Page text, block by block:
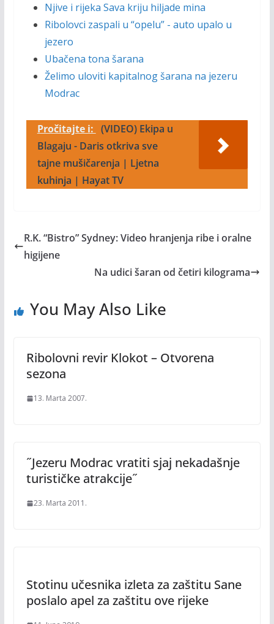
Njive i rijeka Sava kriju hiljade mina
Ribolovci zaspali u “opelu” - auto upalo u
jezero
Ubačena tona šarana
Želimo uloviti kapitalnog šarana na jezeru
Modrac
Pročitajte i: (VIDEO) Ekipa u
Blagaju - Daris otkriva sve
tajne mušičarenja | Ljetna
kuhinja | Hayat TV
R.K. “Bistro” Sydney: Video hranjenja ribe i oralne
higijene
Na udici šaran od četiri kilograma
You May Also Like
Ribolovni revir Klokot – Otvorena
sezona
13. Marta 2007.
˝Jezeru Modrac vratiti sjaj nekadašnje
turističke atrakcije˝
23. Marta 2011.
Stotinu učesnika izleta za zaštitu Sane
poslalo apel za zaštitu ove rijeke